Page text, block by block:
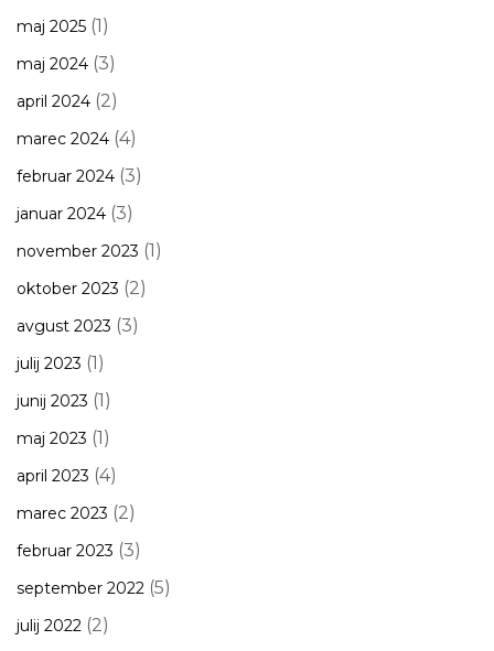
maj 2025 (1)
maj 2024 (3)
april 2024 (2)
marec 2024 (4)
februar 2024 (3)
januar 2024 (3)
november 2023 (1)
oktober 2023 (2)
avgust 2023 (3)
julij 2023 (1)
junij 2023 (1)
maj 2023 (1)
april 2023 (4)
marec 2023 (2)
februar 2023 (3)
september 2022 (5)
julij 2022 (2)